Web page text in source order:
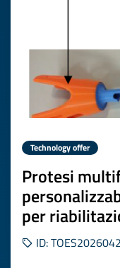
Technology offer
Protesi
per
ID: